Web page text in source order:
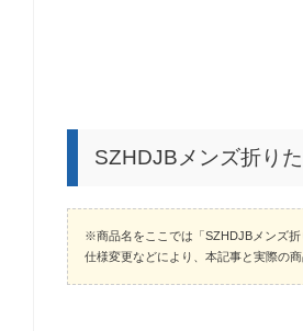
SZHDJBメンズ折り
※商品名をここでは「SZHDJBメンズ折
仕様変更などにより、本記事と実際の